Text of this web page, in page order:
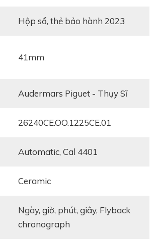
Hộp sổ, thẻ bảo hành 2023
41mm
Audermars Piguet - Thụy Sĩ
26240CE.OO.1225CE.01
automatic, Cal 4401
ceramic
ngày, giờ, phút, giây, Flyback
chronograph